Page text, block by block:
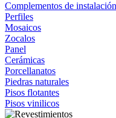
Complementos de instalación
Perfiles
Mosaicos
Zocalos
Panel
Cerámicas
Porcellanatos
Piedras naturales
Pisos flotantes
Pisos vinilicos